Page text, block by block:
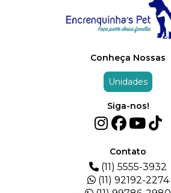
Conheça Nossas
Unidades
Siga-nos!
Contato
(11) 5555-3932
(11) 92192-2274